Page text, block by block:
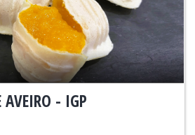
AVEIRO - IGP